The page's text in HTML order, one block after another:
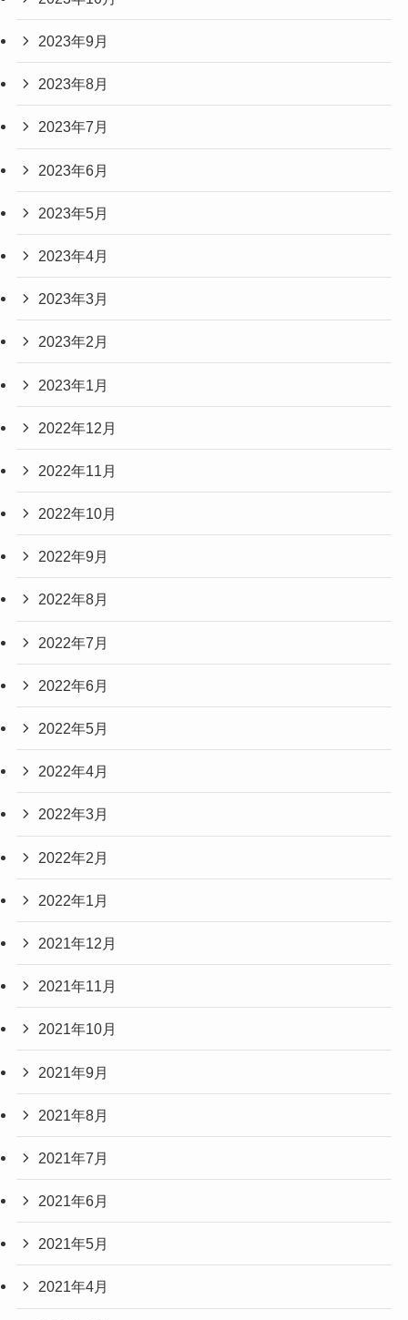
2023年9月
2023年8月
2023年7月
2023年6月
2023年5月
2023年4月
2023年3月
2023年2月
2023年1月
2022年12月
2022年11月
2022年10月
2022年9月
2022年8月
2022年7月
2022年6月
2022年5月
2022年4月
2022年3月
2022年2月
2022年1月
2021年12月
2021年11月
2021年10月
2021年9月
2021年8月
2021年7月
2021年6月
2021年5月
2021年4月